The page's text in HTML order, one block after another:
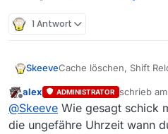
dies nicht posten.
1 Antwort
SkeeveCache löschen, Shift
Es hilft nix.
Betriebssystem ist OS X
Offline
alex ADMINISTRATOR schrieb am
zuletzt
@Skeeve Wie gesagt schick
die ungefähre Uhrzeit wann